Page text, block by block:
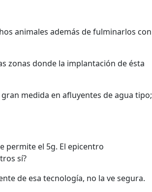
animales además de fulminarlos con
zonas donde la implantación de ésta
medida en afluyentes de agua tipo;
permite el 5g. El epicentro
sí?
de esa tecnología, no la ve segura.